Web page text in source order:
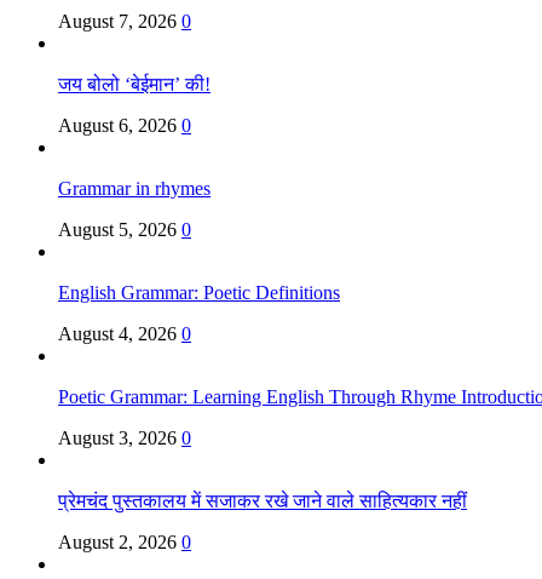
August 7, 2026 0
जय बोलो ‘बेईमान’ की!
August 6, 2026 0
Grammar in rhymes
August 5, 2026 0
English Grammar: Poetic Definitions
August 4, 2026 0
Poetic Grammar: Learning English Through Rhyme
August 3, 2026 0
प्रेमचंद पुस्तकालय में सजाकर रखे जाने वाले साहित्यकार नहीं
August 2, 2026 0